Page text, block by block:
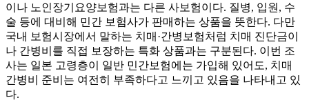
이나 노인장기요양보험과는 다른 사보험이다. 질병, 입원, 수
술 등에 대비해 민간 보험사가 판매하는 상품을 뜻한다. 다만
국내 보험시장에서 말하는 치매·간병보험처럼 치매 진단금이
나 간병비를 직접 보장하는 특화 상품과는 구분된다. 이번 조
사는 일본 고령층이 일반 민간보험에는 가입해 있어도, 치매
간병비 준비는 여전히 부족하다고 느끼고 있음을 나타내고 있
다.